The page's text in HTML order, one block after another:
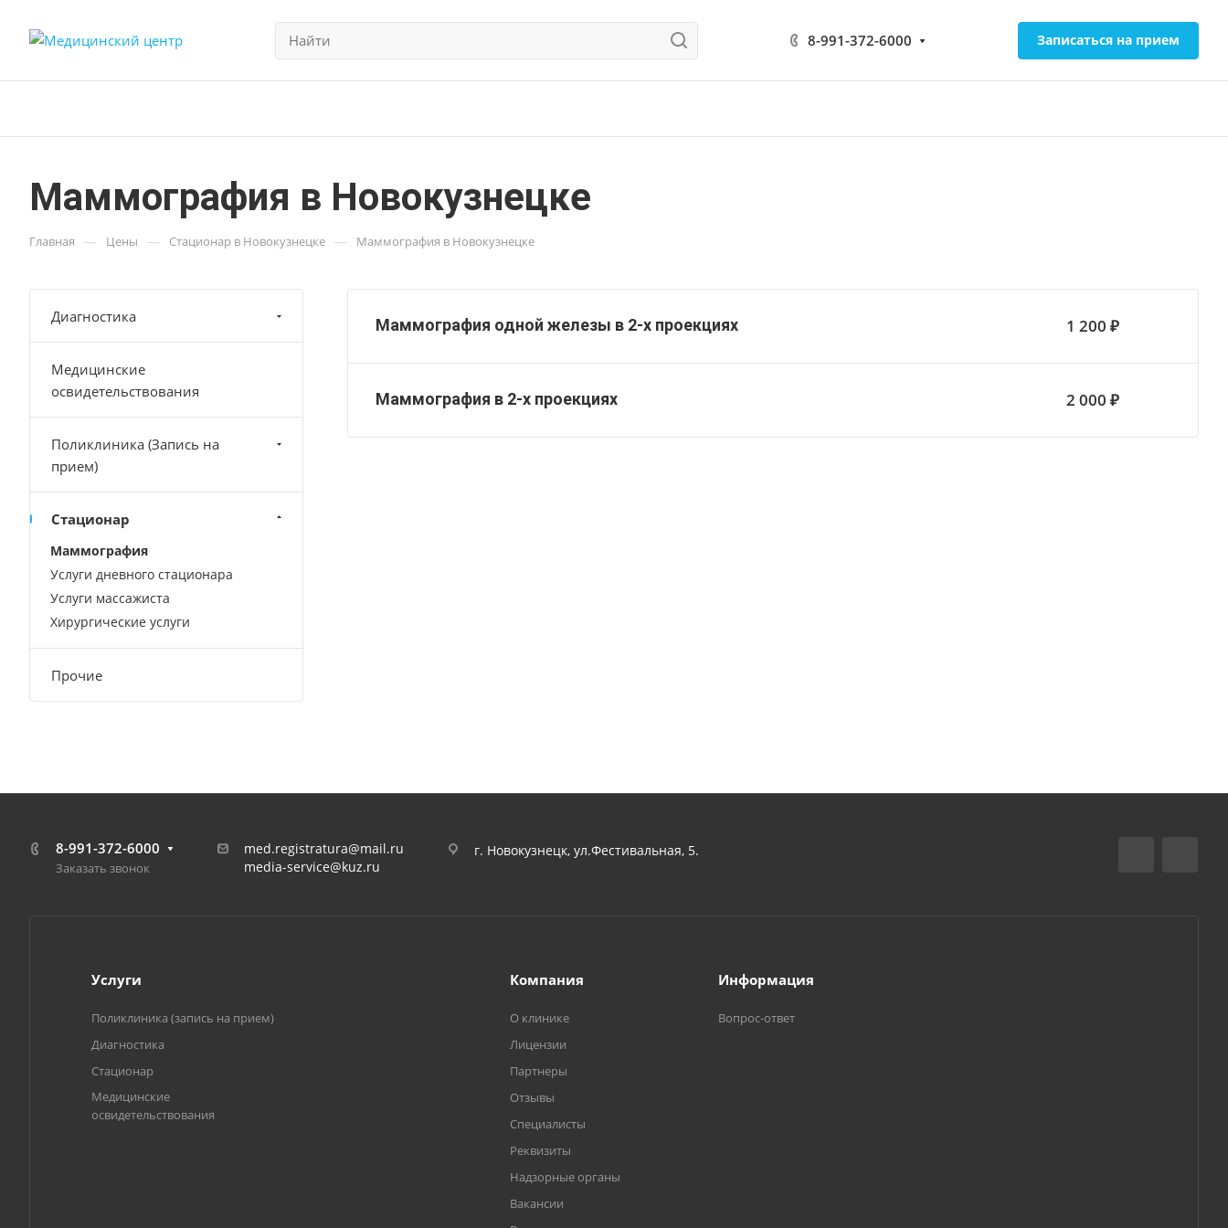
8-991-372-6000 Записаться на прием
Маммография в Новокузнецке
Главная — Цены — Стационар в Новокузнецке — Маммография в Новокузнецке
Маммография одной железы в 2-х проекциях 1 200 ₽
Маммография в 2-х проекциях 2 000 ₽
Диагностика
Медицинские
освидетельствования
Поликлиника (Запись на
прием)
Стационар
Маммография
Услуги дневного стационара
Услуги массажиста
Хирургические услуги
Прочие
8-991-372-6000
Заказать звонок
med.registratura@mail.ru
media-service@kuz.ru
г. Новокузнецк, ул.Фестивальная, 5.
Услуги
Поликлиника (запись на прием)
Диагностика
Стационар
Медицинские
освидетельствования
Компания
О клинике
Лицензии
Партнеры
Отзывы
Специалисты
Реквизиты
Надзорные органы
Вакансии
Информация
Вопрос-ответ